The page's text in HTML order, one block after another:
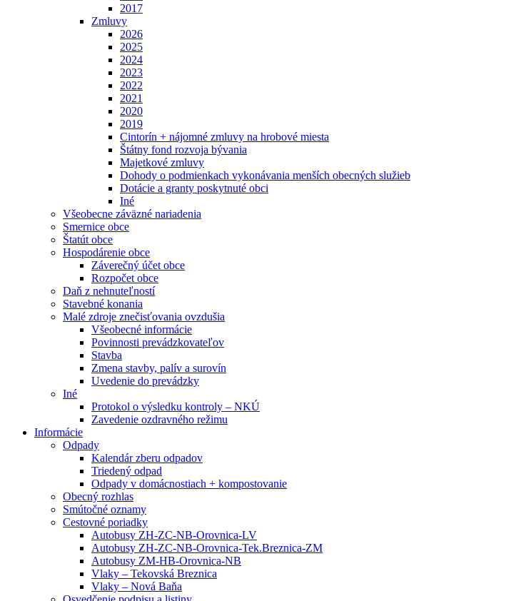
2017
Zmluvy
2026
2025
2024
2023
2022
2021
2020
2019
Cintorín + nájomné zmluvy na hrobové miesta
Štátny fond rozvoja bývania
Majetkové zmluvy
Dohody o podmienkach vykonávania menších obecných služieb
Dotácie a granty poskytnuté obci
Iné
Všeobecne záväzné nariadenia
Smernice obce
Štatút obce
Hospodárenie obce
Záverečný účet obce
Rozpočet obce
Daň z nehnuteľností
Stavebné konania
Malé zdroje znečisťovania ovzdušia
Všeobecné informácie
Povinnosti prevádzkovateľov
Stavba
Zmena stavby, palív a surovín
Uvedenie do prevádzky
Iné
Protokol o výsledku kontroly – NKÚ
Zavedenie ozdravného režimu
Informácie
Odpady
Kalendár zberu odpadov
Triedený odpad
Odpady v domácnostiach + kompostovanie
Obecný rozhlas
Smútočné oznamy
Cestovné poriadky
Autobusy ZH-ZC-NB-Orovnica-LV
Autobusy ZH-ZC-NB-Orovnica-Tek.Breznica-ZM
Autobusy ZM-HB-Orovnica-NB
Vlaky – Tekovská Breznica
Vlaky – Nová Baňa